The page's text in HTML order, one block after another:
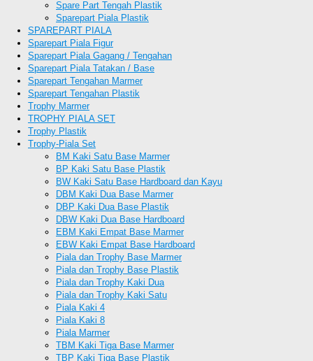
Spare Part Tengah Plastik
Sparepart Piala Plastik
SPAREPART PIALA
Sparepart Piala Figur
Sparepart Piala Gagang / Tengahan
Sparepart Piala Tatakan / Base
Sparepart Tengahan Marmer
Sparepart Tengahan Plastik
Trophy Marmer
TROPHY PIALA SET
Trophy Plastik
Trophy-Piala Set
BM Kaki Satu Base Marmer
BP Kaki Satu Base Plastik
BW Kaki Satu Base Hardboard dan Kayu
DBM Kaki Dua Base Marmer
DBP Kaki Dua Base Plastik
DBW Kaki Dua Base Hardboard
EBM Kaki Empat Base Marmer
EBW Kaki Empat Base Hardboard
Piala dan Trophy Base Marmer
Piala dan Trophy Base Plastik
Piala dan Trophy Kaki Dua
Piala dan Trophy Kaki Satu
Piala Kaki 4
Piala Kaki 8
Piala Marmer
TBM Kaki Tiga Base Marmer
TBP Kaki Tiga Base Plastik